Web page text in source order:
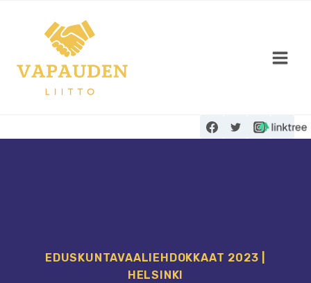
sisältöön
EDUSKUNTAVAALI­EHDOKKAAT 2023
HELSINKI